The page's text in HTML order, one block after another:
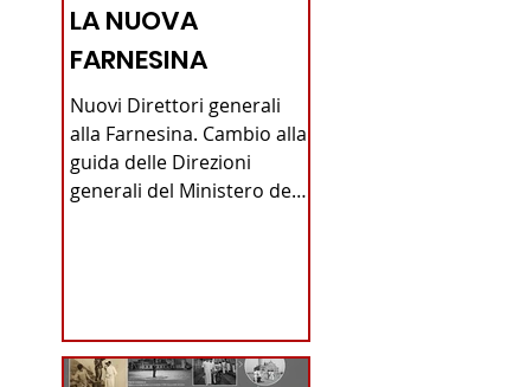
LA NUOVA
FARNESINA
Nuovi Direttori generali
alla Farnesina. Cambio alla
guida delle Direzioni
generali del Ministero degli
proposte dal ministro